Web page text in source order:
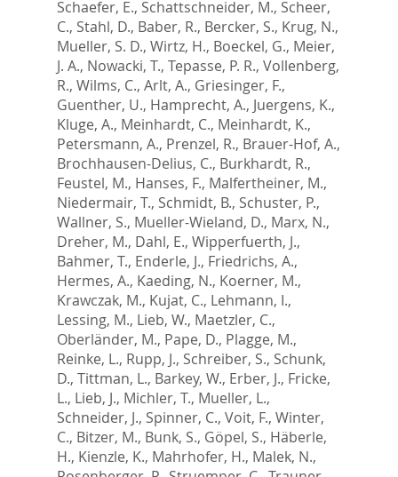
Schaefer, E., Schattschneider, M., Scheer,
C., Stahl, D., Baber, R., Bercker, S., Krug, N.,
Mueller, S. D., Wirtz, H., Boeckel, G., Meier,
J. A., Nowacki, T., Tepasse, P. R., Vollenberg,
R., Wilms, C., Arlt, A., Griesinger, F.,
Guenther, U., Hamprecht, A., Juergens, K.,
Kluge, A., Meinhardt, C., Meinhardt, K.,
Petersmann, A., Prenzel, R., Brauer-Hof, A.,
Brochhausen-Delius, C., Burkhardt, R.,
Feustel, M., Hanses, F., Malfertheiner, M.,
Niedermair, T., Schmidt, B., Schuster, P.,
Wallner, S., Mueller-Wieland, D., Marx, N.,
Dreher, M., Dahl, E., Wipperfuerth, J.,
Bahmer, T., Enderle, J., Friedrichs, A.,
Hermes, A., Kaeding, N., Koerner, M.,
Krawczak, M., Kujat, C., Lehmann, I.,
Lessing, M., Lieb, W., Maetzler, C.,
Oberländer, M., Pape, D., Plagge, M.,
Reinke, L., Rupp, J., Schreiber, S., Schunk,
D., Tittman, L., Barkey, W., Erber, J., Fricke,
L., Lieb, J., Michler, T., Mueller, L.,
Schneider, J., Spinner, C., Voit, F., Winter,
C., Bitzer, M., Bunk, S., Göpel, S., Häberle,
H., Kienzle, K., Mahrhofer, H., Malek, N.,